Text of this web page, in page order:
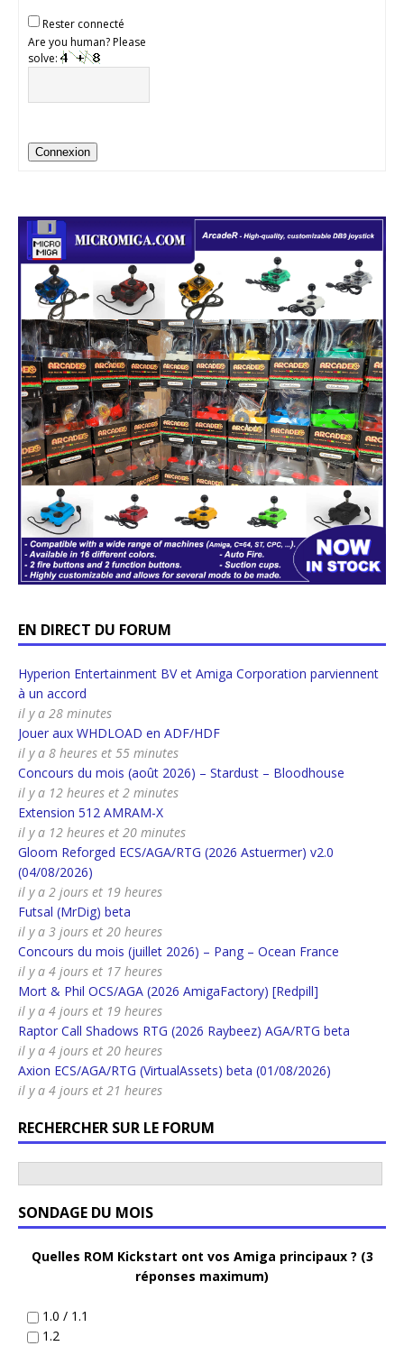
Rester connecté
Are you human? Please
solve:
Connexion
EN DIRECT DU FORUM
Hyperion Entertainment BV et Amiga Corporation parviennent
à un accord
il y a 28 minutes
Jouer aux WHDLOAD en ADF/HDF
il y a 8 heures et 55 minutes
Concours du mois (août 2026) – Stardust – Bloodhouse
il y a 12 heures et 2 minutes
Extension 512 AMRAM-X
il y a 12 heures et 20 minutes
Gloom Reforged ECS/AGA/RTG (2026 Astuermer) v2.0
(04/08/2026)
il y a 2 jours et 19 heures
Futsal (MrDig) beta
il y a 3 jours et 20 heures
Concours du mois (juillet 2026) – Pang – Ocean France
il y a 4 jours et 17 heures
Mort & Phil OCS/AGA (2026 AmigaFactory) [Redpill]
il y a 4 jours et 19 heures
Raptor Call Shadows RTG (2026 Raybeez) AGA/RTG beta
il y a 4 jours et 20 heures
Axion ECS/AGA/RTG (VirtualAssets) beta (01/08/2026)
il y a 4 jours et 21 heures
RECHERCHER SUR LE FORUM
SONDAGE DU MOIS
Quelles ROM Kickstart ont vos Amiga principaux ? (3
réponses maximum)
1.0 / 1.1
1.2